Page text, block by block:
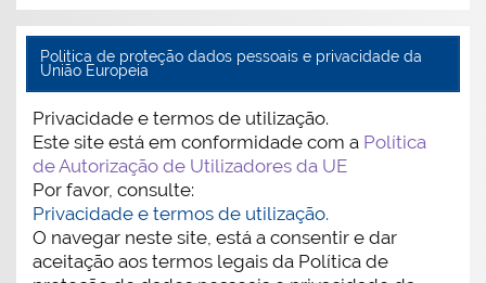
Politica de proteção dados pessoais e privacidade da
União Europeia
Privacidade e termos de utilização.
Este site está em conformidade com a Política
de Autorização de Utilizadores da UE
Por favor, consulte:
Privacidade e termos de utilização.
O navegar neste site, está a consentir e dar
aceitação aos termos legais da Política de